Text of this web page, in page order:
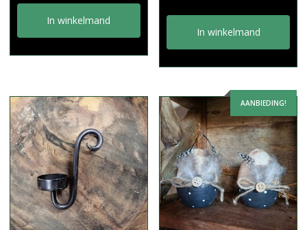
In winkelmand
In winkelmand
AANBIEDING!